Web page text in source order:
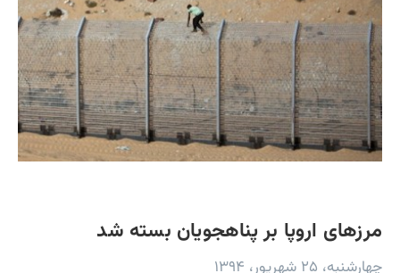
مرزهای اروپا بر پناهجویان بسته شد
چهارشنبه، ۲۵ شهریور، ۱۳۹۴